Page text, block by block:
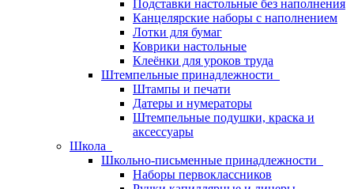
Подставки настольные без наполнения
Канцелярские наборы с наполнением
Лотки для бумаг
Коврики настольные
Клеёнки для уроков труда
Штемпельные принадлежности
Штампы и печати
Датеры и нумераторы
Штемпельные подушки, краска и
аксессуары
Школа
Школьно-письменные принадлежности
Наборы первоклассников